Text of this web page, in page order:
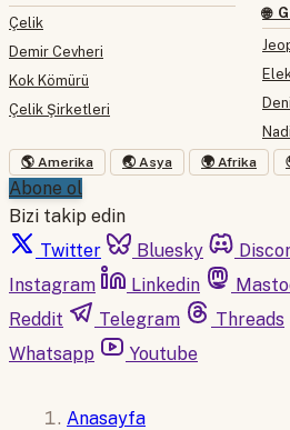
Çelik
Demir Cevheri
Kok Kömürü
Çelik Şirketleri
🌐
🌎 Amerika 🌏 Asya 🌍 Afrika
Abone ol
Bizi takip edin
Twitter
Bluesky
Instagram
Linkedin
Reddit
Telegram Threads
Whatsapp
Youtube
Anasayfa